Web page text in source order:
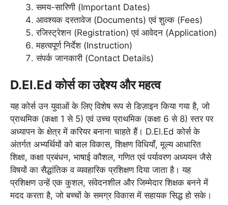
समय-सारिणी (Important Dates)
आवश्यक दस्तावेज (Documents) एवं शुल्क (Fees)
रजिस्ट्रेशन (Registration) एवं आवेदन (Application)
महत्वपूर्ण निर्देश (Instruction)
संपर्क जानकारी (Contact Details)
D.El.Ed कोर्स का उद्देश्य और महत्व
यह कोर्स उन युवाओं के लिए विशेष रूप से डिज़ाइन किया गया है, जो
प्राथमिक (कक्षा 1 से 5) एवं उच्च प्राथमिक (कक्षा 6 से 8) स्तर पर
अध्यापन के क्षेत्र में करियर बनाना चाहते हैं। D.El.Ed कोर्स के
अंतर्गत अभ्यर्थियों को बाल विकास, शिक्षण विधियाँ, मूल्य आधारित
शिक्षा, कक्षा प्रबंधन, भाषाई कौशल, गणित एवं पर्यावरण अध्ययन जैसे
विषयों का सैद्धांतिक व व्यवहारिक प्रशिक्षण दिया जाता है। यह
प्रशिक्षण उन्हें एक कुशल, संवेदनशील और जिम्मेदार शिक्षक बनने में
मदद करता है, जो बच्चों के समग्र विकास में सहायक सिद्ध हो सके।